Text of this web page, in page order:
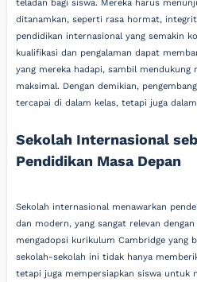
teladan bagi siswa. Mereka harus
ditanamkan, seperti rasa hormat,
pendidikan internasional yang semakin
kualifikasi dan pengalaman dapat
yang mereka hadapi, sambil
maksimal. Dengan demikian,
tercapai di dalam kelas, tetapi juga
Sekolah Internasional
Pendidikan Masa Depan
Sekolah internasional menawarkan
dan modern, yang sangat relevan
mengadopsi kurikulum Cambridge yang
sekolah-sekolah ini tidak hanya
tetapi juga mempersiapkan siswa untuk